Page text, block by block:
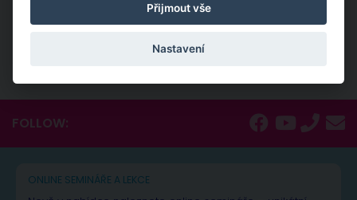
manželská poradna,
FOLLOW:
ONLINE SEMINÁŘE A LEKCE
Přijmout vše
Nastavení